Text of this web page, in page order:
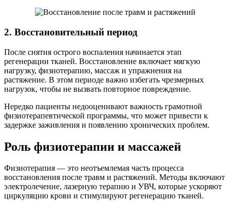
2. Восстановительный период
После снятия острого воспаления начинается этап
регенерации тканей. Восстановление включает мягкую
нагрузку, физиотерапию, массаж и упражнения на
растяжение. В этом периоде важно избегать чрезмерных
нагрузок, чтобы не вызвать повторное повреждение.
Нередко пациенты недооценивают важность грамотной
физиотерапевтической программы, что может привести к
задержке заживления и появлению хронических проблем.
Роль физиотерапии и массажей
Физиотерапия — это неотъемлемая часть процесса
восстановления после травм и растяжений. Методы включают
электролечение, лазерную терапию и УВЧ, которые ускоряют
циркуляцию крови и стимулируют регенерацию тканей.